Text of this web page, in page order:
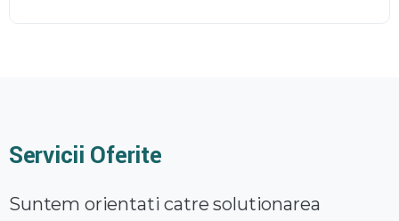
Servicii Oferite
Suntem orientati catre solutionarea